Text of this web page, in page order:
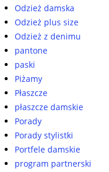
Odzież damska
Odzież plus size
Odzież z denimu
pantone
paski
Piżamy
Płaszcze
płaszcze damskie
Porady
Porady stylistki
Portfele damskie
program partnerski